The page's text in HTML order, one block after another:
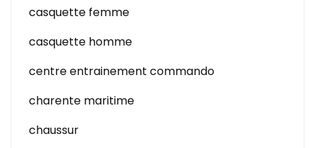
casquette femme
casquette homme
centre entrainement commando
charente maritime
chaussur